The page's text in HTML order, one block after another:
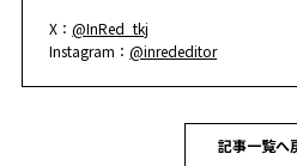
X：@InRed_tkj
Instagram：@inrededitor
記事一覧へ